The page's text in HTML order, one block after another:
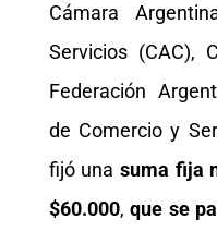
Cámara
Servicios (CAC),
Federación
de Comercio y
fijó una suma fija
$60.000,que se